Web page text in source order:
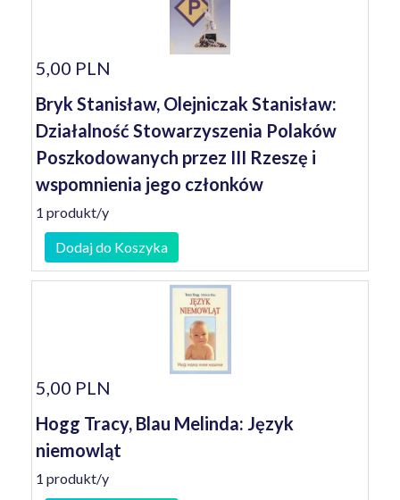
5,00 PLN
Bryk Stanisław, Olejniczak Stanisław:
Działalność Stowarzyszenia Polaków
Poszkodowanych przez III Rzeszę i
wspomnienia jego członków
1 produkt/y
Dodaj do Koszyka
5,00 PLN
Hogg Tracy, Blau Melinda: Język
niemowląt
1 produkt/y